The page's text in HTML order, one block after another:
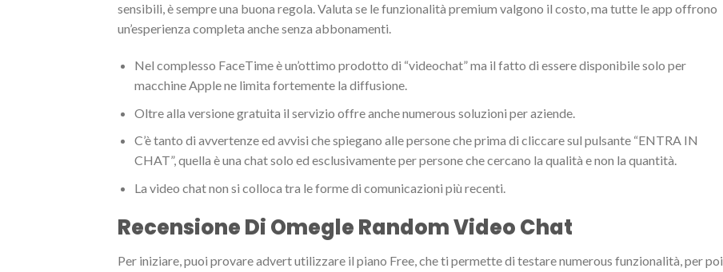
sensibili, è sempre una buona regola. Valuta se le funzionalità premium valgono il costo, ma tutte le app offrono
un’esperienza completa anche senza abbonamenti.
Nel complesso FaceTime è un’ottimo prodotto di “videochat” ma il fatto di essere disponibile solo per
macchine Apple ne limita fortemente la diffusione.
Oltre alla versione gratuita il servizio offre anche numerous soluzioni per aziende.
C’è tanto di avvertenze ed avvisi che spiegano alle persone che prima di cliccare sul pulsante “ENTRA IN
CHAT”, quella è una chat solo ed esclusivamente per persone che cercano la qualità e non la quantità.
La video chat non si colloca tra le forme di comunicazioni più recenti.
Recensione Di Omegle Random Video Chat
Per iniziare, puoi provare advert utilizzare il piano Free, che ti permette di testare numerous funzionalità, per poi